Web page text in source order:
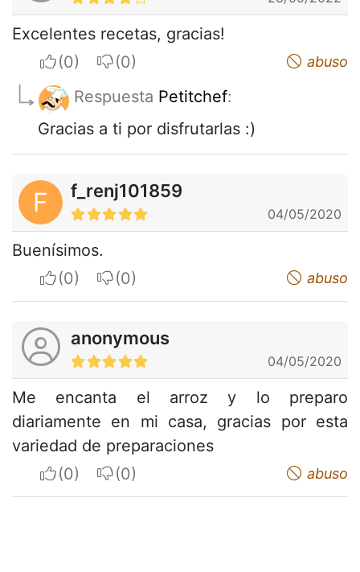
Excelentes recetas, gracias!
I apreciateI do not appreciate abuso
Respuesta Petitchef:
Gracias a ti por disfrutarlas :)
F f_renj101859
04/05/2020
Buenísimos.
I apreciateI do not appreciate abuso
anonymous
04/05/2020
Me encanta el arroz y lo preparo
diariamente en mi casa, gracias por esta
variedad de preparaciones
I apreciateI do not appreciate abuso